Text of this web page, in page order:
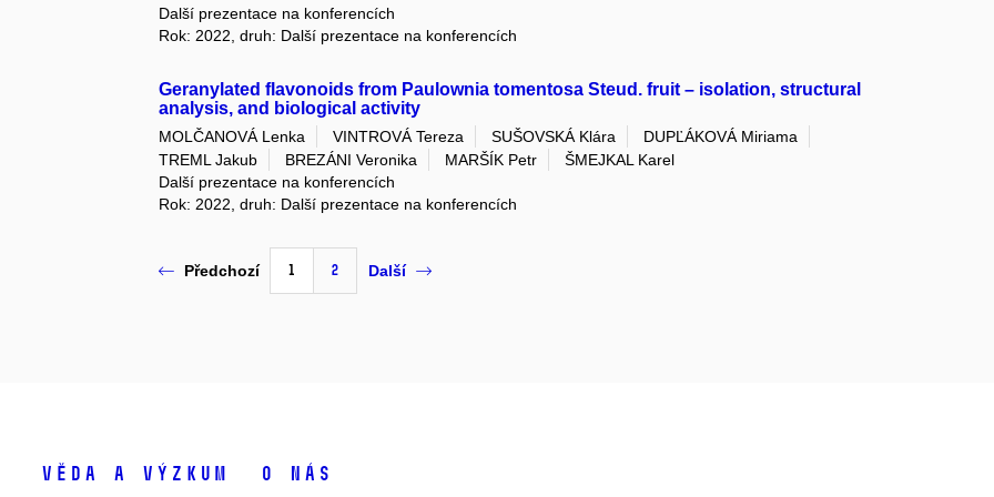
Další prezentace na konferencích
Rok: 2022, druh: Další prezentace na konferencích
Geranylated flavonoids from Paulownia tomentosa Steud. fruit – isolation, structural
analysis, and biological activity
MOLČANOVÁ Lenka VINTROVÁ Tereza SUŠOVSKÁ Klára
DUPĽÁKOVÁ Miriama
TREML Jakub
BREZÁNI Veronika MARŠÍK Petr
ŠMEJKAL Karel
Další prezentace na konferencích
Rok: 2022, druh: Další prezentace na konferencích
Předchozí 1 2 Další
Věda a výzkum O nás